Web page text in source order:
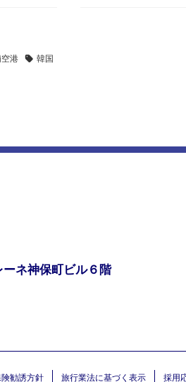
港 韓国
ネ神保町ビル６階
勧誘方針 旅行業法に基づく表示 採用